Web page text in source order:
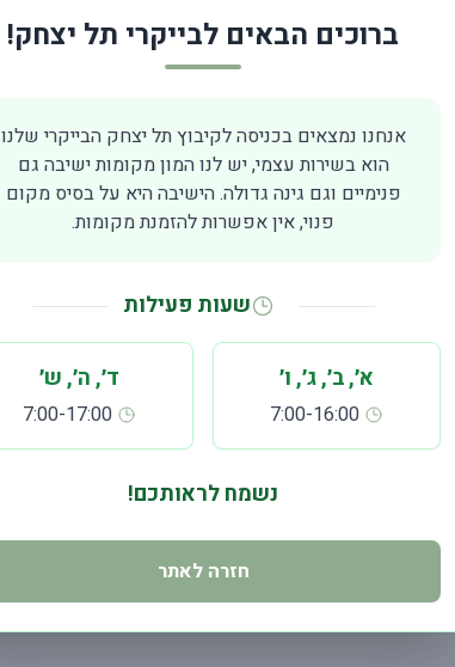
ברוכים הבאים לבייקרי תל יצחק!
אנחנו נמצאים בכניסה לקיבוץ תל יצחק הבייקרי שלנו
הוא בשירות עצמי, יש לנו המון מקומות ישיבה גם
פנימיים וגם גינה גדולה. הישיבה היא על בסיס מקום
פנוי, אין אפשרות להזמנת מקומות.
שעות פעילות
א׳, ב׳, ג׳, ו׳
7:00-16:00
ד׳, ה׳, ש׳
7:00-17:00
נשמח לראותכם!
חזרה לאתר